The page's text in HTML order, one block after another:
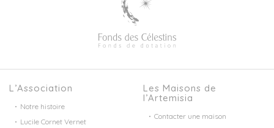
L’Association
Notre histoire
Lucile Cornet Vernet
Les Maisons de
l’Artemisia
Contacter une maison